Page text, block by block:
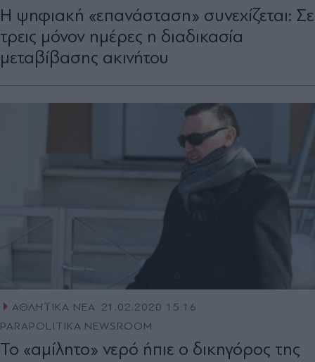
Η ψηφιακή «επανάσταση» συνεχίζεται: Σε
τρεις μόνον ημέρες η διαδικασία
μεταβίβασης ακινήτου
ΑΘΛΗΤΙΚΑ ΝΕΑ 21.02.2020 15:16
PARAPOLITIKA NEWSROOM
Το «αμίλητο» νερό ήπιε ο δικηγόρος της